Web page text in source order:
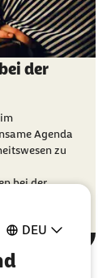
DEU
der
Agenda
zu
bei der